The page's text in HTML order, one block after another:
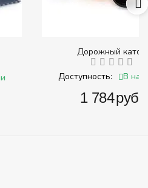
Дорожный каток
Доступность: В наличии
руб.